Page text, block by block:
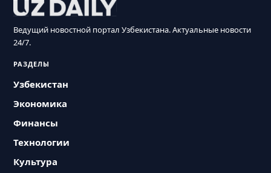
Ведущий новостной портал Узбекистана. Актуальные новости
24/7.
РАЗДЕЛЫ
Узбекистан
Экономика
Финансы
Технологии
Культура